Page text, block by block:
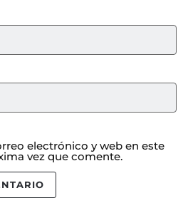
electrónico y web en este
vez que comente.